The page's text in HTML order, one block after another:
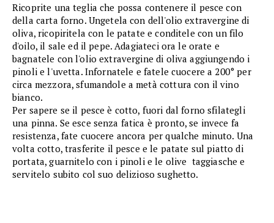
Ricoprite una teglia che possa contenere il pesce con
della carta forno. Ungetela con dell'olio extravergine di
oliva, ricopiritela con le patate e conditele con un filo
d'oilo, il sale ed il pepe. Adagiateci ora le orate e
bagnatele con l'olio extravergine di oliva aggiungendo i
pinoli e l'uvetta. Infornatele e fatele cuocere a 200° per
circa mezzora, sfumandole a metà cottura con il vino
bianco.
Per sapere se il pesce è cotto, fuori dal forno sfilategli
una pinna. Se esce senza fatica è pronto, se invece fa
resistenza, fate cuocere ancora per qualche minuto. Una
volta cotto, trasferite il pesce e le patate sul piatto di
portata, guarnitelo con i pinoli e le olive taggiasche e
servitelo subito col suo delizioso sughetto.